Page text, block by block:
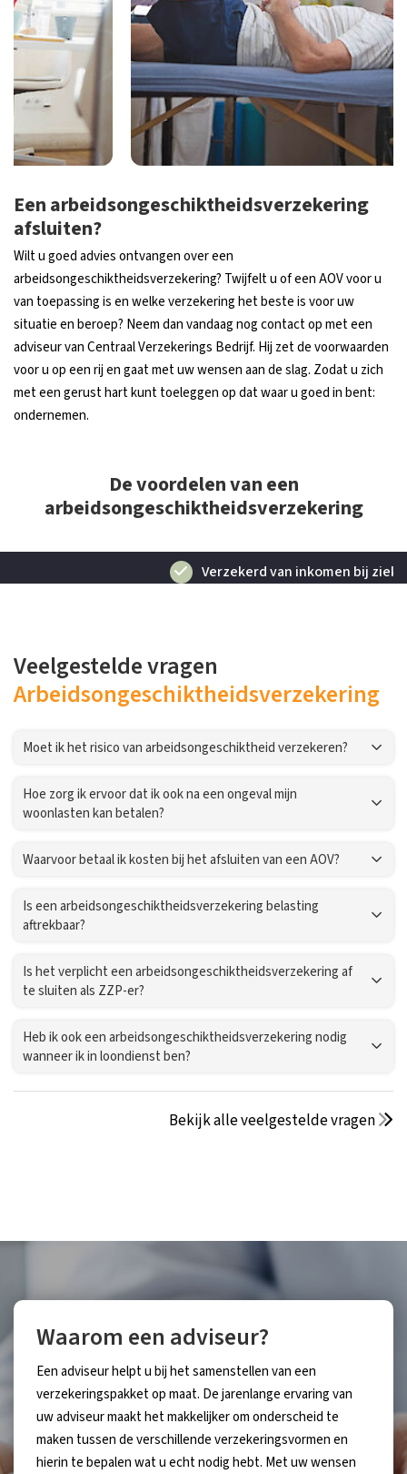
Een arbeidsongeschiktheidsverzekering
afsluiten?
Wilt u goed advies ontvangen over een
arbeidsongeschiktheidsverzekering? Twijfelt u of een AOV voor u
van toepassing is en welke verzekering het beste is voor uw
situatie en beroep? Neem dan vandaag nog contact op met een
adviseur van Centraal Verzekerings Bedrijf. Hij zet de voorwaarden
voor u op een rij en gaat met uw wensen aan de slag. Zodat u zich
met een gerust hart kunt toeleggen op dat waar u goed in bent:
ondernemen.
De voordelen van een
arbeidsongeschiktheidsverzekering
Verzekerd van inkomen bij ziekte of een ongeval
Veelgestelde vragen
Arbeidsongeschiktheidsverzekering
Moet ik het risico van arbeidsongeschiktheid verzekeren?
Hoe zorg ik ervoor dat ik ook na een ongeval mijn
woonlasten kan betalen?
Waarvoor betaal ik kosten bij het afsluiten van een AOV?
Is een arbeidsongeschiktheidsverzekering belasting
aftrekbaar?
Is het verplicht een arbeidsongeschiktheidsverzekering af
te sluiten als ZZP-er?
Heb ik ook een arbeidsongeschiktheidsverzekering nodig
wanneer ik in loondienst ben?
Bekijk alle veelgestelde vragen
Waarom een adviseur?
Een adviseur helpt u bij het samenstellen van een
verzekeringspakket op maat. De jarenlange ervaring van
uw adviseur maakt het makkelijker om onderscheid te
maken tussen de verschillende verzekeringsvormen en
hierin te bepalen wat u echt nodig hebt. Met uw wensen